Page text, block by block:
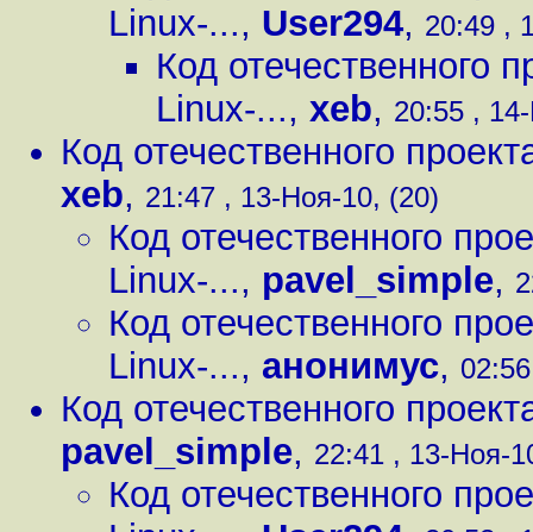
Linux-..., User294, 20:49 ,
Код отечественного
Linux-..., xeb, 20:55 ,
Код отечественного
xeb, 21:47 , 13-Ноя-10, (20)
Код отечественного
Linux-..., pavel_simple,
Код отечественного
Linux-..., анонимус,
Код отечественного
pavel_simple, 22:41 , 13-Ноя-
Код отечественного